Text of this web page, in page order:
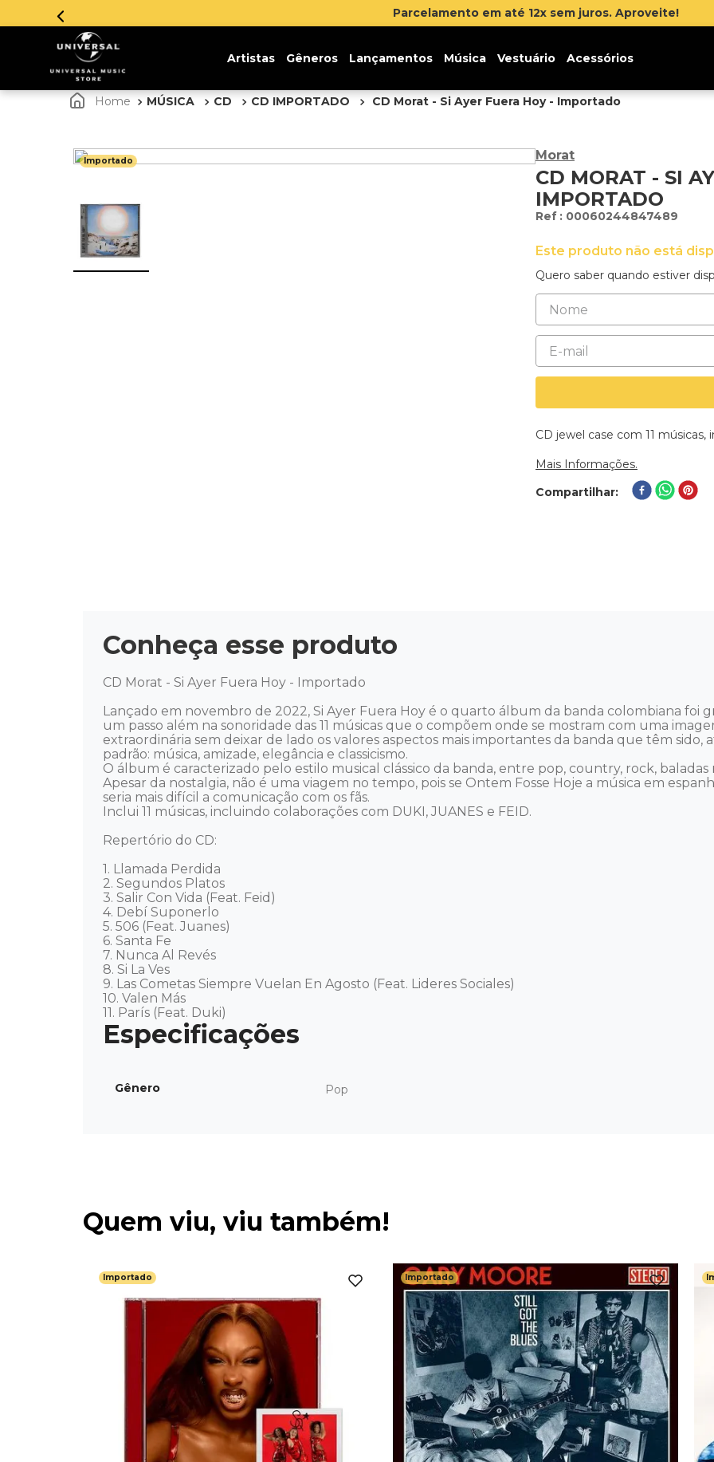
Parcelamento em até 12x sem juros. Aproveite!
Artistas Gêneros Lançamentos Música Vestuário Acessórios
MÚSICA CD CD IMPORTADO CD Morat - Si Ayer Fuera Hoy - Importado
Importado Morat
CD MORAT - SI
IMPORTADO
: 00060244847489
Este produto não está
Quero saber quando estiver
CD jewel case com 11 músicas,
Mais Informações.
Compartilhar
Conheça esse produto
CD Morat - Si Ayer Fuera Hoy - Importado
Lançado em novembro de 2022, Si Ayer Fuera Hoy é o quarto álbum da banda colombiana foi
um passo além na sonoridade das 11 músicas que o compõem onde se mostram com uma
extraordinária sem deixar de lado os valores aspectos mais importantes da banda que têm
padrão: música, amizade, elegância e classicismo.
O álbum é caracterizado pelo estilo musical clássico da banda, entre pop, country, rock, baladas
Apesar da nostalgia, não é uma viagem no tempo, pois se Ontem Fosse Hoje a música em
seria mais difícil a comunicação com os fãs.
Inclui 11 músicas, incluindo colaborações com DUKI, JUANES e FEID.
Repertório do CD:
1. Llamada Perdida
2. Segundos Platos
3. Salir Con Vida (Feat. Feid)
4. Debí Suponerlo
5. 506 (Feat. Juanes)
6. Santa Fe
7. Nunca Al Revés
8. Si La Ves
9. Las Cometas Siempre Vuelan En Agosto (Feat. Lideres Sociales)
10. Valen Más
11. París (Feat. Duki)
Gênero Pop
Quem viu, viu também!
Importado Importado